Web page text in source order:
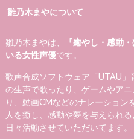
雛乃木まやについて
雛乃木まやは、
『癒やし・感動
いる女性声優です。
歌声合成ソフトウェア「UTAU
の生声で歌ったり、ゲームやア
り、動画CMなどのナレーション
人を癒し、感動や夢を与えられ
日々活動させていただいてます。